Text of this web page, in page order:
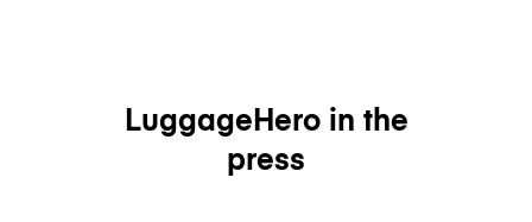
LuggageHero in the
press